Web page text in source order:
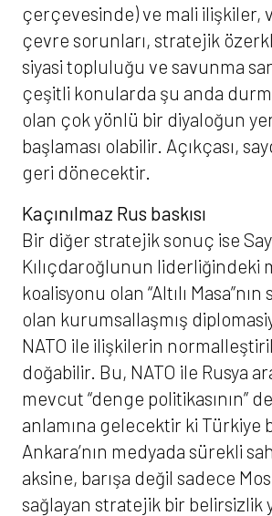
çerçevesinde) ve mali ilişkiler,
çevre sorunları, stratejik
siyasi topluluğu ve savunma
çeşitli konularda şu anda
olan çok yönlü bir diyaloğun
başlaması olabilir. Açıkçası,
geri dönecektir.
Kaçınılmaz Rus baskısı
Bir diğer stratejik sonuç ise
Kılıçdaroğlunun liderliğindeki
koalisyonu olan “Altılı
olan kurumsallaşmış
NATO ile ilişkilerin
doğabilir. Bu, NATO ile Rusya
mevcut “denge politikasının”
anlamına gelecektir ki Türkiye
Ankara’nın medyada sürekli
aksine, barışa değil sadece
sağlayan stratejik bir belirsizlik